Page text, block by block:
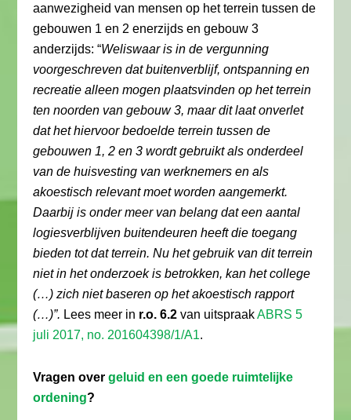
aanwezigheid van mensen op het terrein tussen de
gebouwen 1 en 2 enerzijds en gebouw 3
anderzijds: “Weliswaar is in de vergunning
voorgeschreven dat buitenverblijf, ontspanning en
recreatie alleen mogen plaatsvinden op het terrein
ten noorden van gebouw 3, maar dit laat onverlet
dat het hiervoor bedoelde terrein tussen de
gebouwen 1, 2 en 3 wordt gebruikt als onderdeel
van de huisvesting van werknemers en als
akoestisch relevant moet worden aangemerkt.
Daarbij is onder meer van belang dat een aantal
logiesverblijven buitendeuren heeft die toegang
bieden tot dat terrein. Nu het gebruik van dit terrein
niet in het onderzoek is betrokken, kan het college
(…) zich niet baseren op het akoestisch rapport
(…)”. Lees meer in r.o. 6.2 van uitspraakABRS 5
juli 2017, no. 201604398/1/A1.
Vragen over geluid en een goede ruimtelijke
ordening?